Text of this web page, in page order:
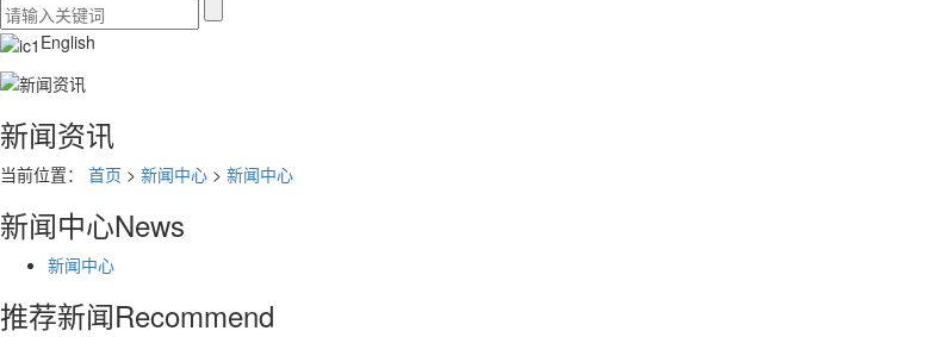
English
新闻资讯
当前位置： 首页 > 新闻中心 > 新闻中心
新闻中心News
新闻中心
推荐新闻Recommend